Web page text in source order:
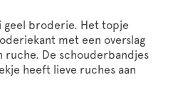
geel broderie. Het topje
met een overslag
ruche. De schouderbandjes
heeft lieve ruches aan